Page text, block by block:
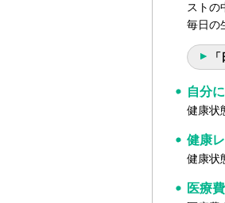
ストの
毎日の
自分
健康状
健康
健康状
医療